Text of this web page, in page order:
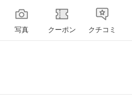
写真 クーポン クチコミ